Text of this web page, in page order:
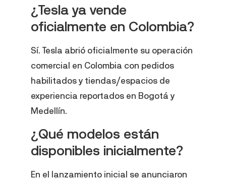
¿Tesla ya vende
oficialmente en Colombia?
Sí. Tesla abrió oficialmente su operación
comercial en Colombia con pedidos
habilitados y tiendas/espacios de
experiencia reportados en Bogotá y
Medellín.
¿Qué modelos están
disponibles inicialmente?
En el lanzamiento inicial se anunciaron